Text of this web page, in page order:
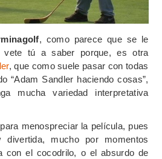
, como parece que se le
vete tú a saber porque, es otra
, que como suele pasar con todas
“Adam Sandler haciendo cosas”,
mucha variedad interpretativa
menospreciar la película, pues
mucho por momentos
con el cocodrilo, o el absurdo de